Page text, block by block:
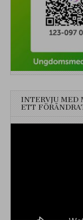
INTERVJU MED
ETT